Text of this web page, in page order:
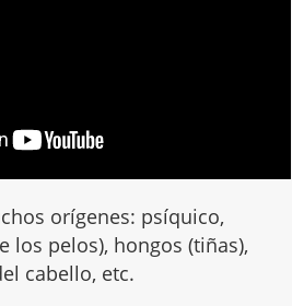
orígenes: psíquico,
los pelos), hongos (tiñas),
cabello, etc.